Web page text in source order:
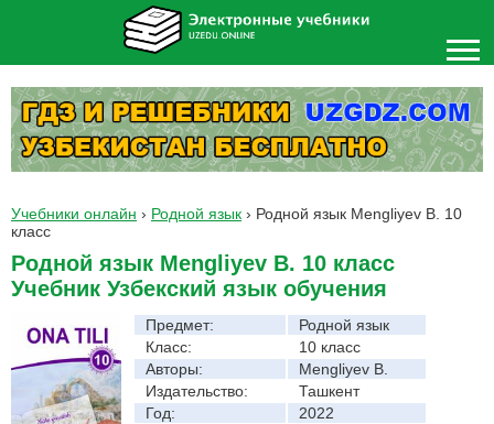
Учебники онлайн › Родной язык › Родной язык Mengliyev B. 10
класс
Родной язык Mengliyev B. 10 класс
Учебник Узбекский язык обучения
Предмет:
Родной язык
Класс:
10 класс
Авторы:
Mengliyev B.
Издательство:
Ташкент
Год:
2022